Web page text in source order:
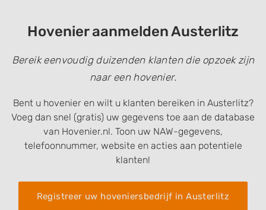
Hovenier aanmelden Austerlitz
Bereik eenvoudig duizenden klanten die opzoek zijn
naar een hovenier.
Bent u hovenier en wilt u klanten bereiken in Austerlitz?
Voeg dan snel (gratis) uw gegevens toe aan de database
van Hovenier.nl. Toon uw NAW-gegevens,
telefoonnummer, website en acties aan potentiele
klanten!
Registreer uw hoveniersbedrijf in Austerlitz